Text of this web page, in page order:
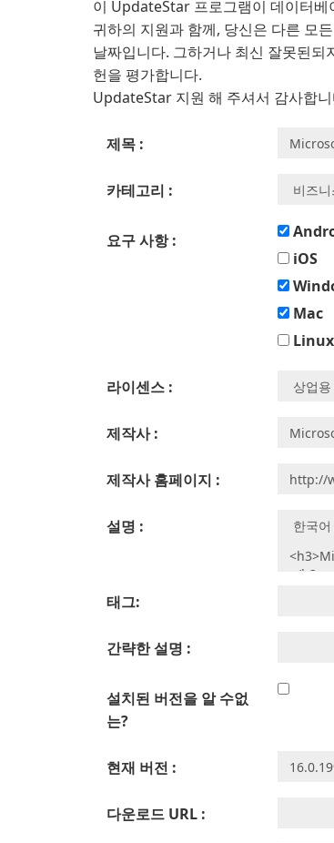
이 UpdateStar 프로그램이 데이터
귀하의 지원과 함께, 당신은 다른 모
날짜입니다. 그하거나 최신 잘못된
헌을 평가합니다.
UpdateStar 지원 해 주셔서 감사합
제목 :
카테고리 :
요구 사항 :
iOS
Mac
Linux
라이센스 :
제작사 :
제작사 홈페이지 :
설명 :
태그:
간략한 설명 :
설치된 버전을 알 수없
는?
현재 버전 :
다운로드 URL :